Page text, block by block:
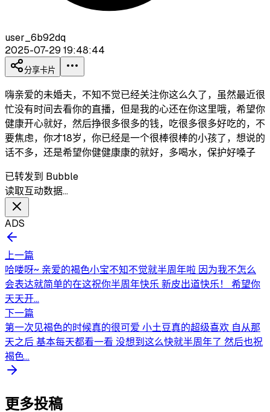
user_6b92dq
2025-07-29 19:48:44
分享卡片
嗨亲爱的未婚夫，不知不觉已经关注你这么久了，虽然最近很
忙没有时间去看你的直播，但是我的心还在你这里哦，希望你
健康开心就好，然后挣很多很多的钱，吃很多很多好吃的，不
要焦虑，你才18岁，你已经是一个很棒很棒的小孩了，想说的
话不多，还是希望你健健康康的就好，多喝水，保护好嗓子
已转发到 Bubble
读取互动数据…
ADS
上一篇
哈喽呀~ 亲爱的褐色小宝不知不觉就半周年啦 因为我不怎么
会表达就简单的在这祝你半周年快乐 新皮出道快乐！ 希望你
天天开...
下一篇
第一次见褐色的时候真的很可爱 小土豆真的超级喜欢 自从那
天之后 基本每天都看一看 没想到这么快就半周年了 然后也祝
褐色...
更多投稿